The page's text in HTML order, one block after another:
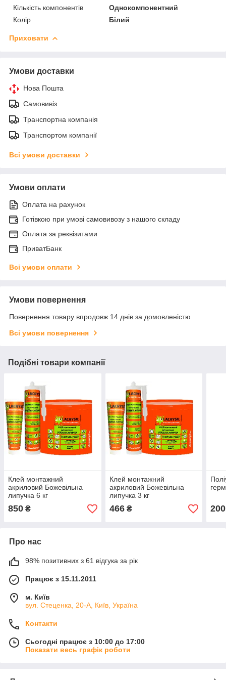
Кількість компонентів
Однокомпонентний
Колір
Білий
Приховати
Умови доставки
Нова Пошта
Самовивіз
Транспортна компанія
Транспортом компанії
Всі умови доставки
Умови оплати
Оплата на рахунок
Готівкою при умові самовивозу з нашого складу
Оплата за реквізитами
ПриватБанк
Всі умови оплати
Умови повернення
Повернення товару впродовж 14 днів за домовленістю
Всі умови повернення
Подібні товари компанії
Клей монтажний
акриловий Божевільна
липучка 6 кг
850 ₴
Клей монтажний
акриловий Божевільна
липучка 3 кг
466₴ 200
Про нас
98% позитивних з 61 відгука за рік
Працює з 15.11.2011
м. Київ
вул. Стеценка, 20-А, Київ, Україна
Контакти
Сьогодні працює з 10:00 до 17:00
Показати весь графік роботи